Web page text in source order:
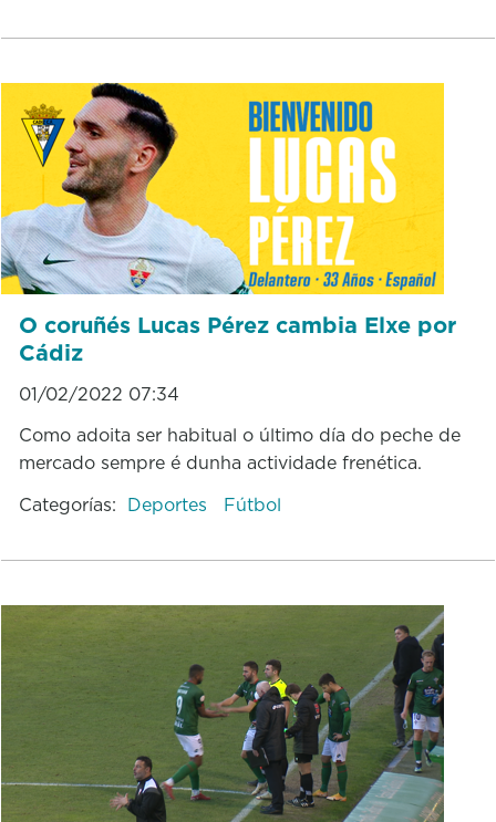
O coruñés Lucas Pérez cambia Elxe por
Cádiz
01/02/2022 07:34
Como adoita ser habitual o último día do peche de
mercado sempre é dunha actividade frenética.
Categorías: Deportes Fútbol